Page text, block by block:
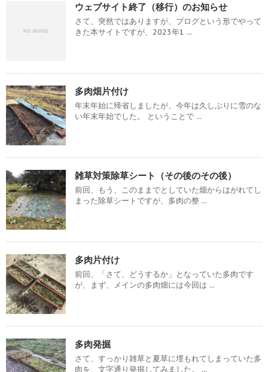
ウェブサイト終了（移行）のお知らせ
さて、突然ではありますが、ブログという形でやって
きた本サイトですが、2023年1 ...
多肉畑片付け
年末年始に帰省しましたが、今年は久しぶりに雪のな
い年末年始でした。 ということで ...
雑草対策除草シート（その後のその後）
前回、もう、このままでとしていた畑からはがれてし
まった除草シートですが、多肉の整 ...
多肉片付け
前回、「さて、どうするか」となっていた多肉です
が、まず、メインの多肉畑には今回は ...
多肉発掘
さて、すっかり雑草と夏草に埋もれてしまっていた多
肉を、文字通り発掘してみました。 ...